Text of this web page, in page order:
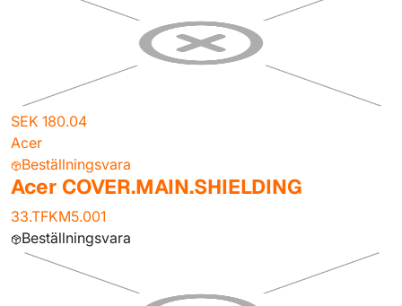
SEK 180.04
Acer
Beställningsvara
Acer COVER.MAIN.SHIELDING
33.TFKM5.001
Beställningsvara